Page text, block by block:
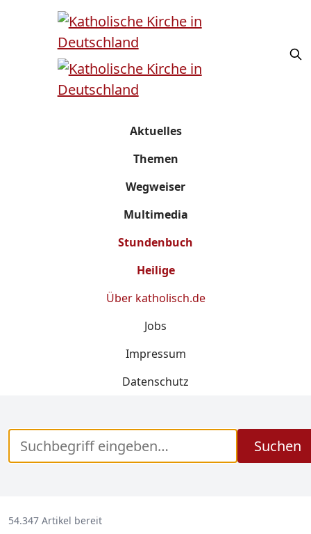
Aktuelles
Themen
Wegweiser
Multimedia
Stundenbuch
Heilige
Über katholisch.de
Jobs
Impressum
Datenschutz
Suchen
54.347 Artikel bereit